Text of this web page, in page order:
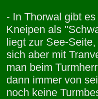
- In Thorwal gibt
Kneipen als
liegt zur See-
sich aber mit
man beim
dann immer von
noch keine